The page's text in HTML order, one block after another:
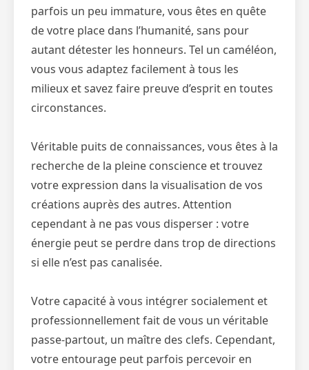
parfois un peu immature, vous êtes en quête
de votre place dans l’humanité, sans pour
autant détester les honneurs. Tel un caméléon,
vous vous adaptez facilement à tous les
milieux et savez faire preuve d’esprit en toutes
circonstances.
Véritable puits de connaissances, vous êtes à la
recherche de la pleine conscience et trouvez
votre expression dans la visualisation de vos
créations auprès des autres. Attention
cependant à ne pas vous disperser : votre
énergie peut se perdre dans trop de directions
si elle n’est pas canalisée.
Votre capacité à vous intégrer socialement et
professionnellement fait de vous un véritable
passe-partout, un maître des clefs. Cependant,
votre entourage peut parfois percevoir en